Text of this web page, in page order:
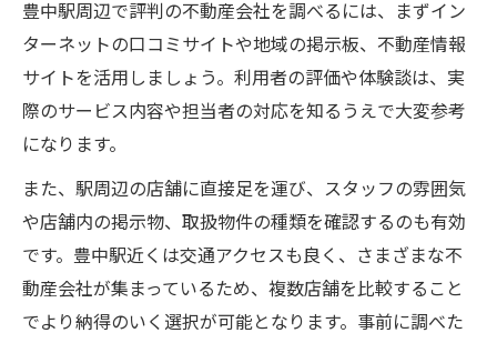
豊中駅周辺で評判の不動産会社を調べるには、まずイン
ターネットの口コミサイトや地域の掲示板、不動産情報
サイトを活用しましょう。利用者の評価や体験談は、実
際のサービス内容や担当者の対応を知るうえで大変参考
になります。
また、駅周辺の店舗に直接足を運び、スタッフの雰囲気
や店舗内の掲示物、取扱物件の種類を確認するのも有効
です。豊中駅近くは交通アクセスも良く、さまざまな不
動産会社が集まっているため、複数店舗を比較すること
でより納得のいく選択が可能となります。事前に調べた